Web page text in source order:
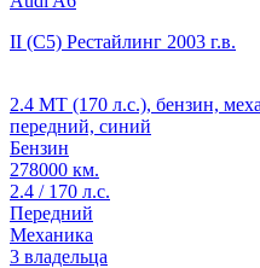
II (C5) Рестайлинг 2003 г.в.
2.4 MT (170 л.с.), бензин,
передний, синий
Бензин
278000 км.
2.4 / 170 л.с.
Передний
Механика
3 владельца